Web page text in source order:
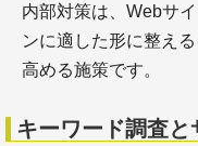
＋一般的なライテ
＋WEBライティン
内部対策は、Webサ
ンに適した形に整え
高める施策です。
キーワード調査